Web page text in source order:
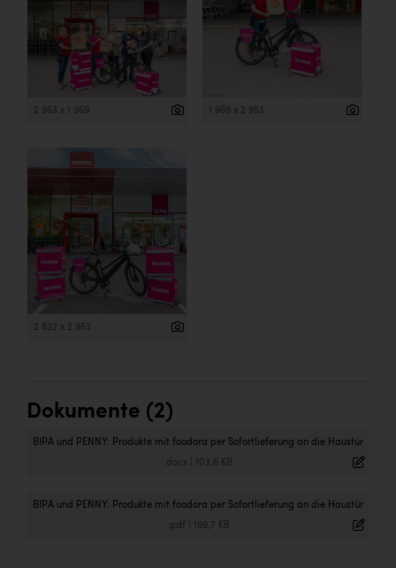
2 953 x 1 969 1 969 x 2 953
2 832 x 2 953
Dokumente (2)
BIPA und PENNY: Produkte mit foodora per Sofortlieferung an die Haustür
.docx 103,6 KB
BIPA und PENNY: Produkte mit foodora per Sofortlieferung an die Haustür
.pdf 199,7 KB